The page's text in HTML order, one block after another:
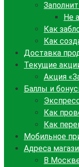
Не
Как
Как
Доставка
Текущие
Акция
Баллы и
Как
Как
Мобильное
Адреса
В